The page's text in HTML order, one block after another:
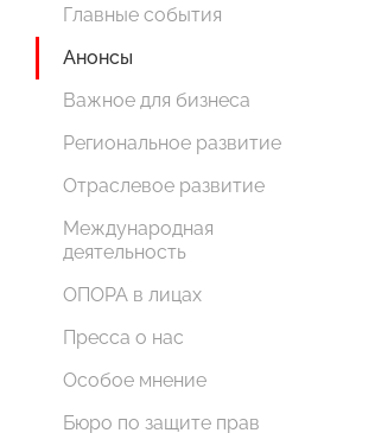
Главные события
Анонсы
Важное для бизнеса
Региональное развитие
Отраслевое развитие
Международная
деятельность
ОПОРА в лицах
Пресса о нас
Особое мнение
Бюро по защите прав